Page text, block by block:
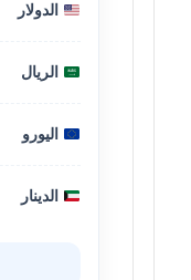
الدولار
الريال
اليورو
الدينار